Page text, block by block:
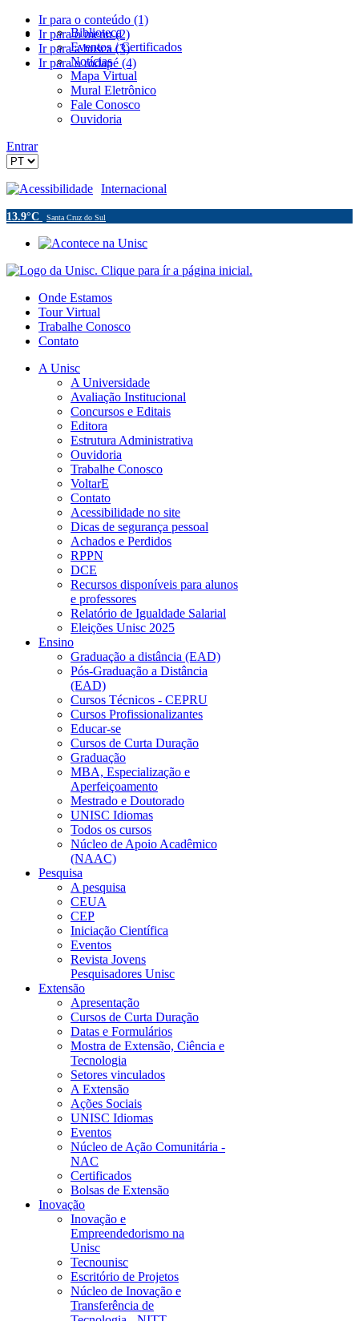
Ir para o conteúdo (1)
Ir para o menu (2)
Ir para a busca (3)
Ir para o rodapé (4)
Biblioteca
Eventos / Certificados
Notícias
Mapa Virtual
Mural Eletrônico
Fale Conosco
Ouvidoria
Entrar
Acessibilidade Internacional
13.9°C Santa Cruz do Sul
Onde Estamos
Tour Virtual
Trabalhe Conosco
Contato
A Unisc
A Universidade
Avaliação Institucional
Concursos e Editais
Editora
Estrutura Administrativa
Ouvidoria
Trabalhe Conosco
VoltarE
Contato
Acessibilidade no site
Dicas de segurança pessoal
Achados e Perdidos
RPPN
DCE
Recursos disponíveis para alunos
e professores
Relatório de Igualdade Salarial
Eleições Unisc 2025
Ensino
Graduação a distância (EAD)
Pós-Graduação a Distância
(EAD)
Cursos Técnicos - CEPRU
Cursos Profissionalizantes
Educar-se
Cursos de Curta Duração
Graduação
MBA, Especialização e
Aperfeiçoamento
Mestrado e Doutorado
UNISC Idiomas
Todos os cursos
Núcleo de Apoio Acadêmico
(NAAC)
Pesquisa
A pesquisa
CEUA
CEP
Iniciação Científica
Eventos
Revista Jovens
Pesquisadores Unisc
Extensão
Apresentação
Cursos de Curta Duração
Datas e Formulários
Mostra de Extensão, Ciência e
Tecnologia
Setores vinculados
A Extensão
Ações Sociais
UNISC Idiomas
Eventos
Núcleo de Ação Comunitária -
NAC
Certificados
Bolsas de Extensão
Inovação
Inovação e
Empreendedorismo na
Unisc
Tecnounisc
Escritório de Projetos
Núcleo de Inovação e
Transferência de